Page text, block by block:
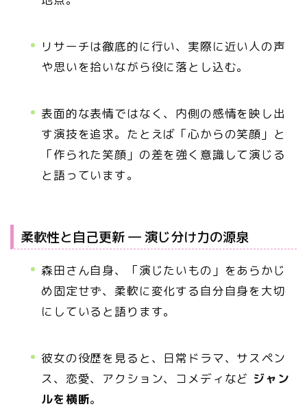
リサーチは徹底的に行い、実際に近い人の声
や思いを拾いながら役に落とし込む。
表面的な表情ではなく、内側の感情を映し出
す演技を追求。たとえば「心からの笑顔」と
「作られた笑顔」の差を強く意識して演じる
と語っています。
柔軟性と自己更新 ― 演じ分け力の源泉
森田さん自身、「演じたいもの」をあらかじ
め固定せず、柔軟に変化する自分自身を大切
にしていると語ります。
彼女の役歴を見ると、日常ドラマ、サスペン
ス、恋愛、アクション、コメディなど ジャン
ルを横断。